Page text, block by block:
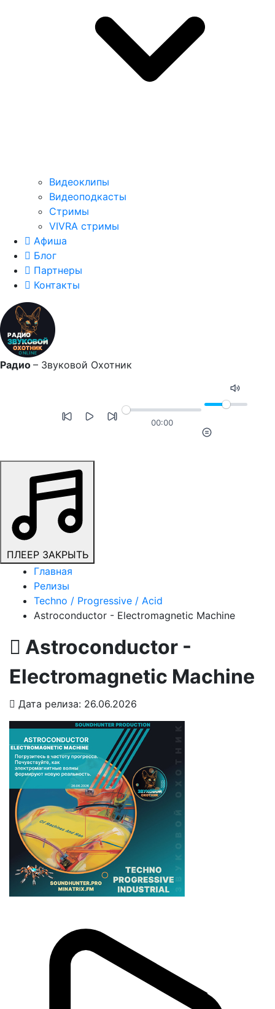
Видеоклипы
Видеоподкасты
Стримы
VIVRA стримы
Афиша
Блог
Партнеры
Контакты
Радио – Звуковой Охотник
00:00
ПЛЕЕР ЗАКРЫТЬ
Главная
Релизы
Techno / Progressive / Acid
Astroconductor - Electromagnetic Machine
Astroconductor -
Electromagnetic Machine
Дата релиза: 26.06.2026